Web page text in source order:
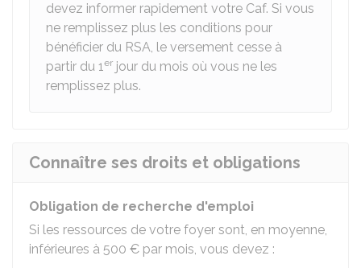
devez informer rapidement votre Caf. Si vous
ne remplissez plus les conditions pour
bénéficier du RSA, le versement cesse à
partir du 1er jour du mois où vous ne les
remplissez plus.
Connaître ses droits et obligations
Obligation de recherche d'emploi
Si les ressources de votre foyer sont, en moyenne,
inférieures à 500 € par mois, vous devez :